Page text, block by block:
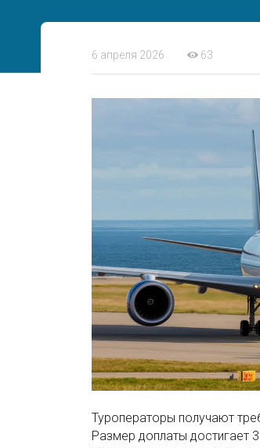
6 апреля 2026 63
Туроператоры получают
Размер доплаты достигает